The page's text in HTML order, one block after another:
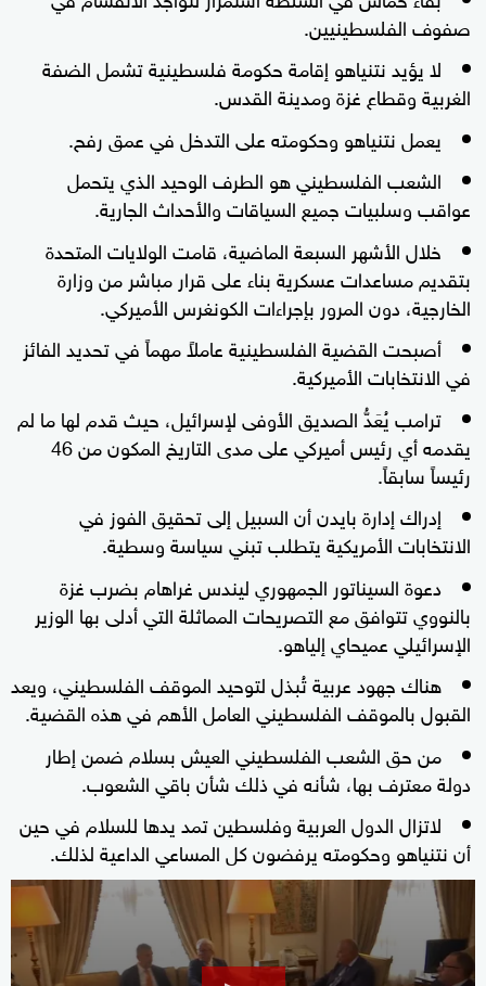
صفوف الفلسطينيين.
لا يؤيد نتنياهو إقامة حكومة فلسطينية تشمل الضفة
الغربية وقطاع غزة ومدينة القدس.
يعمل نتنياهو وحكومته على التدخل في عمق رفح.
الشعب الفلسطيني هو الطرف الوحيد الذي يتحمل
عواقب وسلبيات جميع السياقات والأحداث الجارية.
خلال الأشهر السبعة الماضية، قامت الولايات المتحدة
بتقديم مساعدات عسكرية بناء على قرار مباشر من وزارة
الخارجية، دون المرور بإجراءات الكونغرس الأميركي.
أصبحت القضية الفلسطينية عاملاً مهماً في تحديد الفائز
في الانتخابات الأميركية.
ترامب يُعَدُّ الصديق الأوفى لإسرائيل، حيث قدم لها ما لم
يقدمه أي رئيس أميركي على مدى التاريخ المكون من 46
رئيساً سابقاً.
إدراك إدارة بايدن أن السبيل إلى تحقيق الفوز في
الانتخابات الأمريكية يتطلب تبني سياسة وسطية.
دعوة السيناتور الجمهوري ليندس غراهام بضرب غزة
بالنووي تتوافق مع التصريحات المماثلة التي أدلى بها الوزير
الإسرائيلي عميحاي إلياهو.
هناك جهود عربية تُبذل لتوحيد الموقف الفلسطيني، ويعد
القبول بالموقف الفلسطيني العامل الأهم في هذه القضية.
من حق الشعب الفلسطيني العيش بسلام ضمن إطار
دولة معترف بها، شأنه في ذلك شأن باقي الشعوب.
لاتزال الدول العربية وفلسطين تمد يدها للسلام في حين
أن نتنياهو وحكومته يرفضون كل المساعي الداعية لذلك.
0
seconds
2